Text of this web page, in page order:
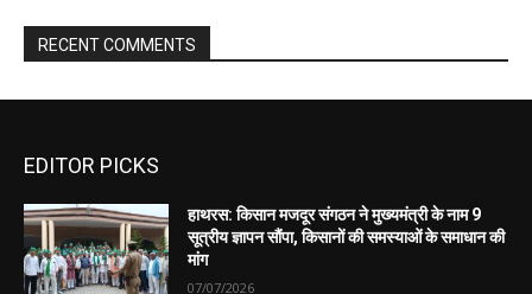
EDITOR PICKS
हाथरस: किसान मजदूर संगठन ने मुख्यमंत्री के नाम 9
सूत्रीय ज्ञापन सौंपा, किसानों की समस्याओं के समाधान की
मांग
07/07/2026